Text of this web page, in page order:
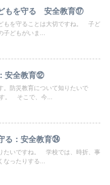
もを守る 安全教育⑰
もを守ることは大切ですね。 子ど
子どもがいま...
安全教育⑫
。防災教育について知りたいで
。 そこで、今...
る：安全教育㉔
たいですね。 学校では、時折、事
ったりする...